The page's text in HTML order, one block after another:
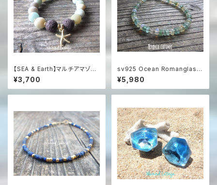
【SEA & Earth】マルチアマゾナ
イトと焦茶熔岩のビーチアロマ
ブレスレット（スターフィッシュ・
チャーム付）
¥3,700
sv925 Ocean Romanglass
Bracelet ローマングラス☆ア
ジャスター
¥5,980